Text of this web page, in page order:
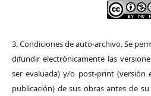
3. Condiciones de auto-archivo. Se
difundir electrónicamente las
ser evaluada) y/o post-print (versión
publicación) de sus obras antes de